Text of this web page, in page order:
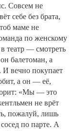
Совсем не
себе без брата,
маме не
по женскому
театр — смотреть
балетоман, а
И вечно покупает
а он — её,
«Мы — это
не врёт
пожалуй, лишь
по парте. А